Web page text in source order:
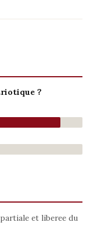
?
et liberee du